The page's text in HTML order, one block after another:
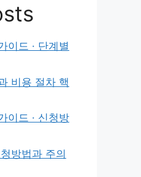
이드 · 단계별
비용 절차 핵
이드 · 신청방
방법과 주의